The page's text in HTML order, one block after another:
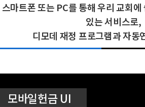
스마트폰 또는 PC를 통해 우리 교회
있는 서비스로,
디모데 재정 프로그램과 자동
모바일헌금 UI